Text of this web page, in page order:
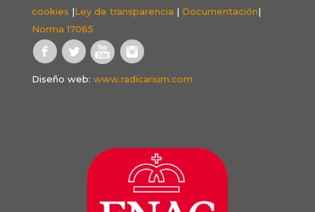
cookies |Ley de transparencia | Documentación|
Norma 17065
Diseño web: www.radicarium.com